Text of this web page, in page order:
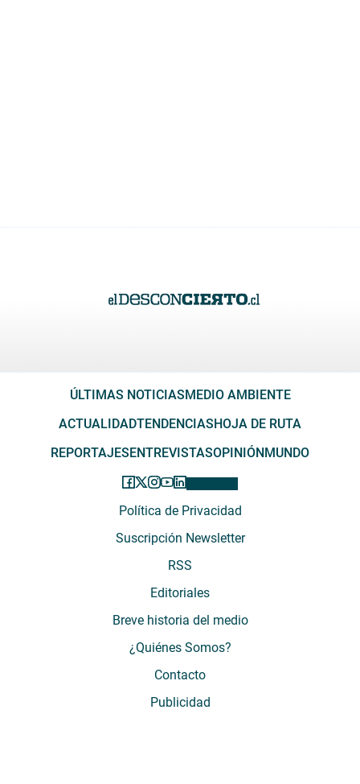
ÚLTIMAS NOTICIAS MEDIO AMBIENTE
ACTUALIDADTENDENCIAS HOJA DE RUTA
REPORTAJES ENTREVISTASOPINIÓN MUNDO
Política de Privacidad
Suscripción Newsletter
RSS
Editoriales
Breve historia del medio
¿Quiénes Somos?
Contacto
Publicidad